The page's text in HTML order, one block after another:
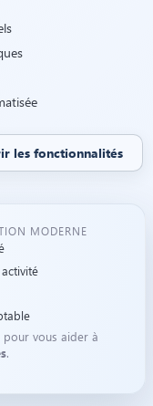
les fonctionnalités
MODERNE
pour vous aider à
.